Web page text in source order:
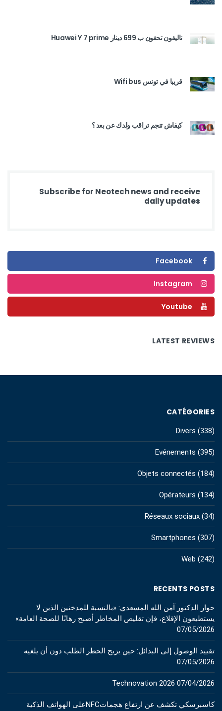
تاليفون تحفون ب 699 دينار Huawei Y 7 prime
قريبا في تونس Wifi bus
كيفاش تنجم تراقب ولدك عن بعد ؟
Subscribe for Neotech news and receive
daily updates
Facebook
Instagram
Youtube
LATEST REVIEWS
CATÉGORIES
Divers (338)
Evénements (395)
Objets connectés (184)
Opérateurs (134)
Réseaux sociaux (34)
Smartphones (307)
Web (242)
RECENTS POSTS
حوار الدكتور آمن الله المسعدي: «بالنسبة للمدخنين الذين لا
يستطيعون الإقلاع، فإن تقليص المخاطر أصبح رهانًا للصحة العامة»
07/05/2026
تقييد الوصول إلى البدائل: حين يزيح الحظر الطلب دون أن يلغيه
07/05/2026
Technovation 2026 07/04/2026
كاسبرسكي تكشف عن ارتفاع هجماتNFCعلى الهواتف الذكية